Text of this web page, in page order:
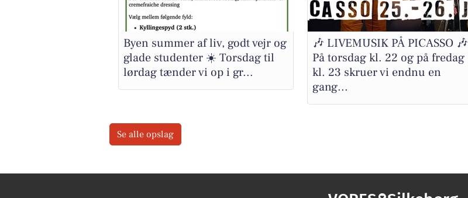
Byen summer af liv, godt vejr og
glade studenter ☀️ Torsdag til
lørdag tænder vi op i gr...
🎶 LIVEMUSIK PÅ PICASSO 🎶
På torsdag kl. 22 og på fredag
kl. 23 skruer vi endnu en
gang...
Se alle opslag